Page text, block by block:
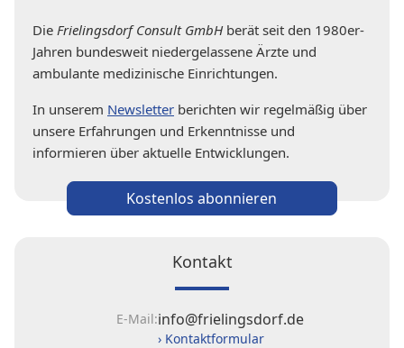
Kontakt
E-Mail:info@frielingsdorf.de
› Kontaktformular
Die Frielingsdorf Consult GmbHberät seit den 1980er-
Jahren bundesweit niedergelassene Ärzte und
ambulante medizinische Einrichtungen.
In unserem Newsletter berichten wir regelmäßig über
unsere Erfahrungen und Erkenntnisse und
informieren über aktuelle Entwicklungen.
Kostenlos abonnieren